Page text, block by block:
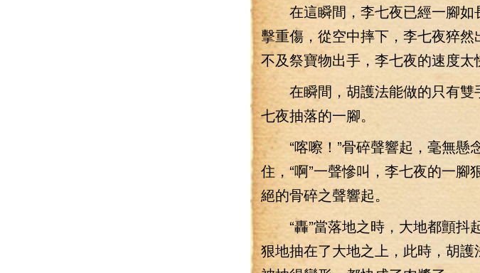
在這瞬間，李七夜已經一腳如
擊重傷，從空中摔下，李七夜猝
不及祭寶物出手，李七夜的速度太
在瞬間，胡護法能做的只有雙
七夜抽落的一腳。
“喀嚓！”骨碎聲響起，毫無懸
住，“啊”一聲慘叫，李七夜的一
絕的骨碎之聲響起。
“轟”當落地之時，大地都顫抖
狠地抽在了大地之上，此時，胡